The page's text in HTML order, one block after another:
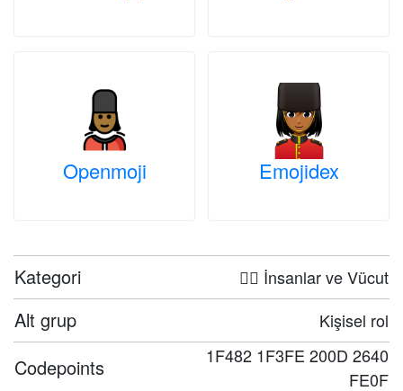
Openmoji Emojidex
Kategori 🤦‍♀️ İnsanlar ve Vücut
Alt grup Kişisel rol
Codepoints
1F482 1F3FE 200D 2640
FE0F